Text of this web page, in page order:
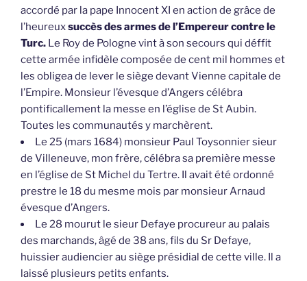
accordé par la pape Innocent XI en action de grâce de
l’heureuxsuccès des armes de l’Empereur contre le
Turc. Le Roy de Pologne vint à son secours qui déffit
cette armée infidèle composée de cent mil hommes et
les obligea de lever le siège devant Vienne capitale de
l’Empire. Monsieur l’évesque d’Angers célébra
pontificallement la messe en l’église de St Aubin.
Toutes les communautés y marchèrent.
Le 25 (mars 1684) monsieur Paul Toysonnier sieur
de Villeneuve, mon frère, célébra sa première messe
en l’église de St Michel du Tertre. Il avait été ordonné
prestre le 18 du mesme mois par monsieur Arnaud
évesque d’Angers.
Le 28 mourut le sieur Defaye procureur au palais
des marchands, âgé de 38 ans, fils du Sr Defaye,
huissier audiencier au siège présidial de cette ville. Il a
laissé plusieurs petits enfants.